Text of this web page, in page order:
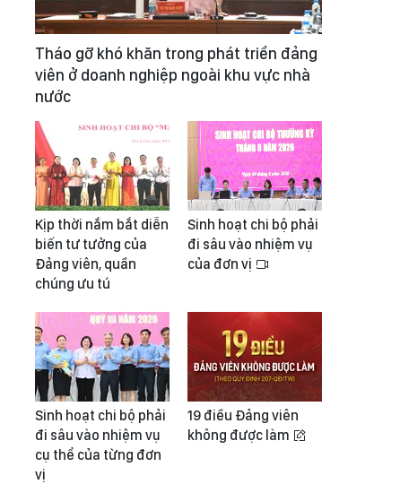
Tháo gỡ khó khăn trong phát triển đảng
viên ở doanh nghiệp ngoài khu vực nhà
nước
Kịp thời nắm bắt diễn
biến tư tưởng của
Đảng viên, quần
chúng ưu tú
Sinh hoạt chi bộ phải
đi sâu vào nhiệm vụ
của đơn vị
Sinh hoạt chi bộ phải
đi sâu vào nhiệm vụ
cụ thể của từng đơn
vị
19 điều Đảng viên
không được làm